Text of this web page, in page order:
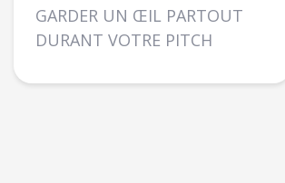
GARDER UN ŒIL PARTOUT
DURANT VOTRE PITCH